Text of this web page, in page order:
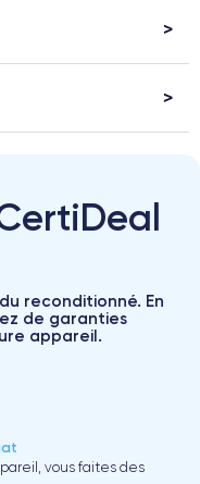
reconditionné. En
de garanties
appareil.
vous faites des